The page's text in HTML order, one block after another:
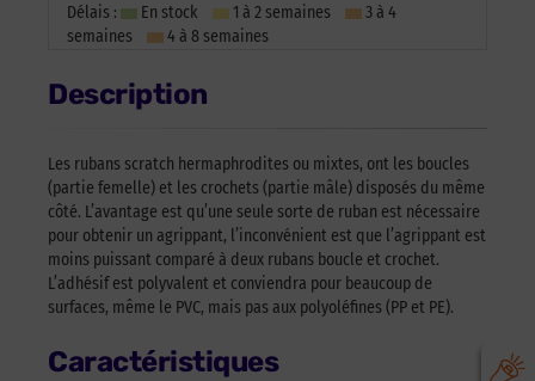
Délais : En stock 1 à 2 semaines
3 à 4
semaines
4 à 8 semaines
Description
Les rubans scratch hermaphrodites ou mixtes, ont les boucles
(partie femelle) et les crochets (partie mâle) disposés du même
côté. L’avantage est qu’une seule sorte de ruban est nécessaire
pour obtenir un agrippant, l’inconvénient est que l’agrippant est
moins puissant comparé à deux rubans boucle et crochet.
L’adhésif est polyvalent et conviendra pour beaucoup de
surfaces, même le PVC, mais pas aux polyoléfines (PP et PE).
Caractéristiques